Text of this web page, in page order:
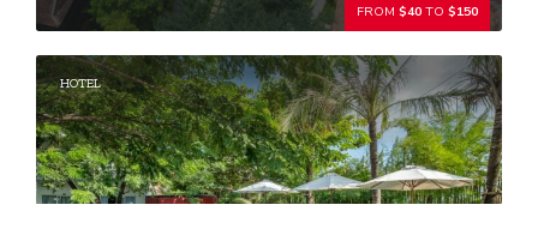
FROM $40 TO $150
HOTEL